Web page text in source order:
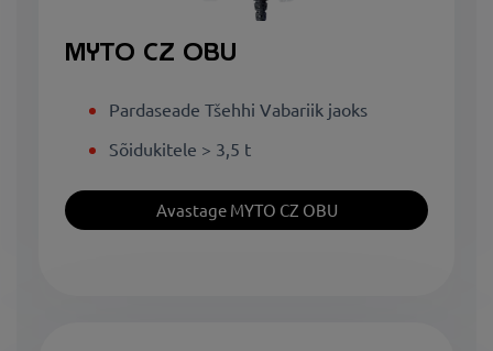
MYTO CZ OBU
Pardaseade Tšehhi Vabariik jaoks
Sõidukitele > 3,5 t
Avastage MYTO CZ OBU